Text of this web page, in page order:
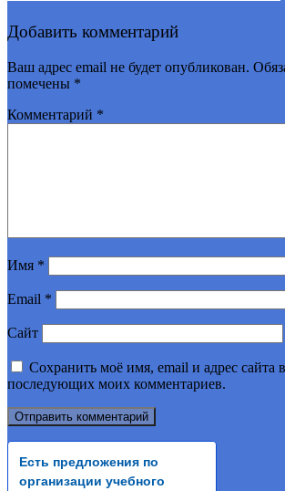
Добавить комментарий
Ваш адрес email не будет опубликован.
помечены *
Комментарий *
Имя *
Email *
Сайт
Сохранить моё имя, email и адрес сайта
последующих моих комментариев.
Есть предложения по
организации учебного